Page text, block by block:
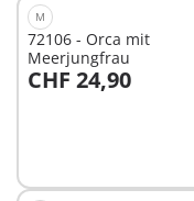
M
72106 - Orca mit
Meerjungfrau
CHF 24,90
In den Warenkorb